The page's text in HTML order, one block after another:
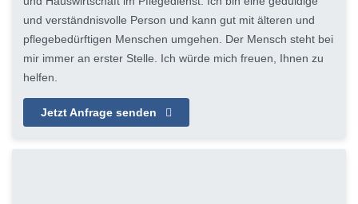
und verständnisvolle Person und kann gut mit älteren und
pflegebedürftigen Menschen umgehen. Der Mensch steht bei
mir immer an erster Stelle. Ich würde mich freuen, Ihnen zu
helfen.
Jetzt Anfrage senden